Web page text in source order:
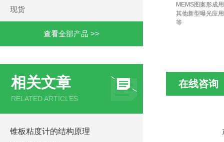
现货
查看全部产品 >>
相关文章
RELATED ARTICLES
锥板粘度计的结构原理
MEMS图案形成
其他新型曝光应用
等
在线咨询